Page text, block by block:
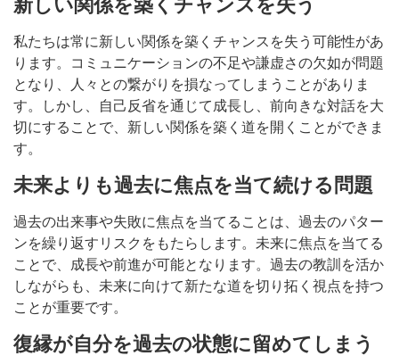
新しい関係を築くチャンスを失う
私たちは常に新しい関係を築くチャンスを失う可能性があ
ります。コミュニケーションの不足や謙虚さの欠如が問題
となり、人々との繋がりを損なってしまうことがありま
す。しかし、自己反省を通じて成長し、前向きな対話を大
切にすることで、新しい関係を築く道を開くことができま
す。
未来よりも過去に焦点を当て続ける問題
過去の出来事や失敗に焦点を当てることは、過去のパター
ンを繰り返すリスクをもたらします。未来に焦点を当てる
ことで、成長や前進が可能となります。過去の教訓を活か
しながらも、未来に向けて新たな道を切り拓く視点を持つ
ことが重要です。
復縁が自分を過去の状態に留めてしまう